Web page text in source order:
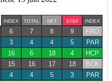
INDEX TOTAL NET STBF INDEX
6 7 8 9
FRO
3 4 4 5
PAR
16 6 18 4
HCP
15 16 17 18
BCK
4 4 5 3
PAR